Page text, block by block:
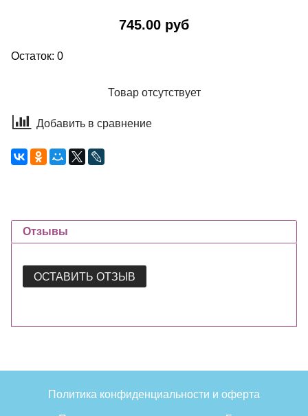
745.00 руб
Остаток: 0
Товар отсутствует
Добавить в сравнение
Отзывы
ОСТАВИТЬ ОТЗЫВ
Политика конфиденциальности и оферта